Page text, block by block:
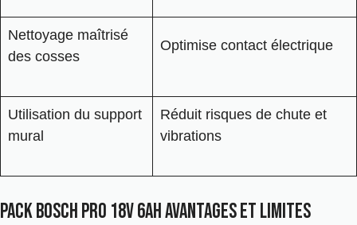
Nettoyage maîtrisé
des cosses
Optimise contact électrique
Utilisation du support
mural
Réduit risques de chute et
vibrations
Pack Bosch pro 18v 6ah avantages et limites